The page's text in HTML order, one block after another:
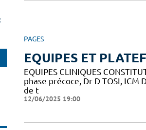
PAGES
EQUIPES ET
EQUIPES CLINIQUES
phase précoce, Dr D TOSI,
de t
12/06/2025 19:00